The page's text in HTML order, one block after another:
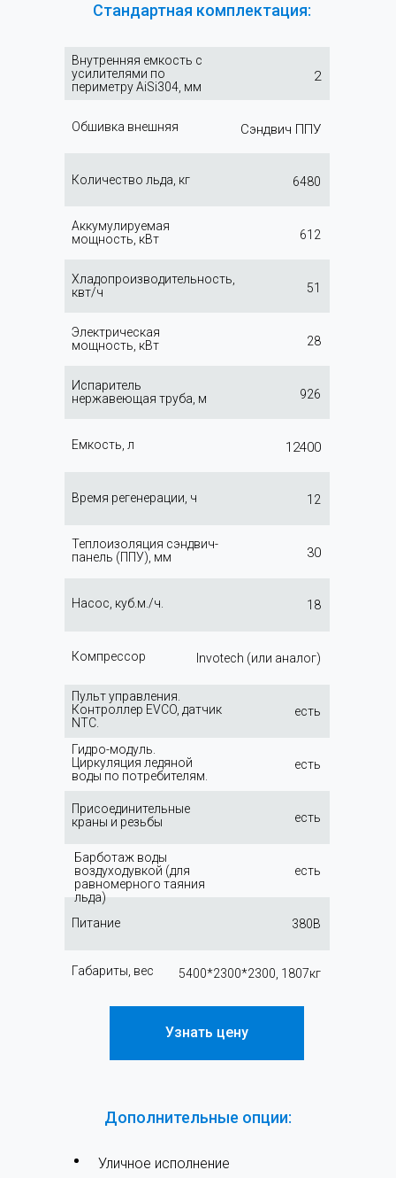
Стандартная комплектация:
Внутренняя емкость с
усилителями по
периметру AiSi304, мм
2
Сэндвич ППУ
6480
51
28
926
12400
12
30
Обшивка внешняя
Количество льда, кг
Электрическая
мощность, кВт
Хладопроизводительность,
квт/ч
Испаритель
нержавеющая труба, м
Емкость, л
Время регенерации, ч
Теплоизоляция сэндвич-
панель (ППУ), мм
18
Насос, куб.м./ч.
Гидро-модуль.
Циркуляция ледяной
воды по потребителям.
Узнать цену
Пульт управления.
Контроллер EVCO, датчик
NTC.
Invotech (или аналог)
Компрессор
612
Аккумулируемая
мощность, кВт
есть
Присоединительные
краны и резьбы
Питание 380В
есть
Барботаж воды
воздуходувкой (для
равномерного таяния
льда)
Габариты, вес 5400*2300*2300, 1807кг
есть
есть
Дополнительные опции:
Уличное исполнение